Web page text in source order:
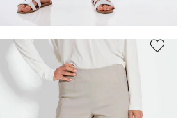
GOLDNER
119,95 €